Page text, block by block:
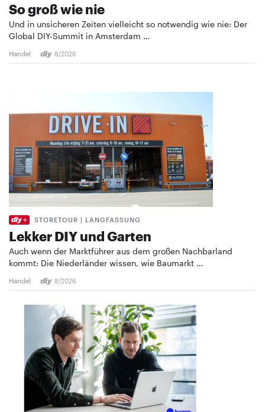
So groß wie nie
Und in unsicheren Zeiten vielleicht so notwendig wie nie: Der
Global DIY-Summit in Amsterdam …
Handel 8/2026
STORETOUR | LANGFASSUNG
Lekker DIY und Garten
Auch wenn der Marktführer aus dem großen Nachbarland
kommt: Die Niederländer wissen, wie Baumarkt …
Handel 8/2026